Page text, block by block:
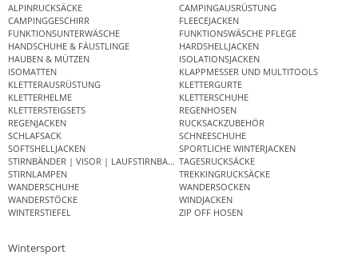
ALPINRUCKSÄCKE
CAMPINGAUSRÜSTUNG
CAMPINGGESCHIRR
FLEECEJACKEN
FUNKTIONSUNTERWÄSCHE
FUNKTIONSWÄSCHE PFLEGE
HANDSCHUHE & FÄUSTLINGE
HARDSHELLJACKEN
HAUBEN & MÜTZEN
ISOLATIONSJACKEN
ISOMATTEN
KLAPPMESSER UND MULTITOOLS
KLETTERAUSRÜSTUNG
KLETTERGURTE
KLETTERHELME
KLETTERSCHUHE
KLETTERSTEIGSETS
REGENHOSEN
REGENJACKEN
RUCKSACKZUBEHÖR
SCHLAFSACK
SCHNEESCHUHE
SOFTSHELLJACKEN
SPORTLICHE WINTERJACKEN
STIRNBÄNDER | VISOR | LAUFSTIRNBANDTAGESRUCKSÄCKE
STIRNLAMPEN
TREKKINGRUCKSÄCKE
WANDERSCHUHE
WANDERSOCKEN
WANDERSTÖCKE
WINDJACKEN
WINTERSTIEFEL
ZIP OFF HOSEN
Wintersport